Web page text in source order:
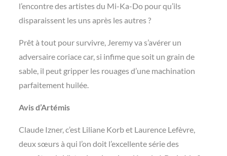
l’encontre des artistes du Mi-Ka-Do pour qu’ils
disparaissent les uns après les autres ?
Prêt à tout pour survivre, Jeremy va s’avérer un
adversaire coriace car, si infime que soit un grain de
sable, il peut gripper les rouages d’une machination
parfaitement huilée.
Avis d’Artémis
Claude Izner, c’est Liliane Korb et Laurence Lefèvre,
deux sœurs à qui l’on doit l’excellente série des